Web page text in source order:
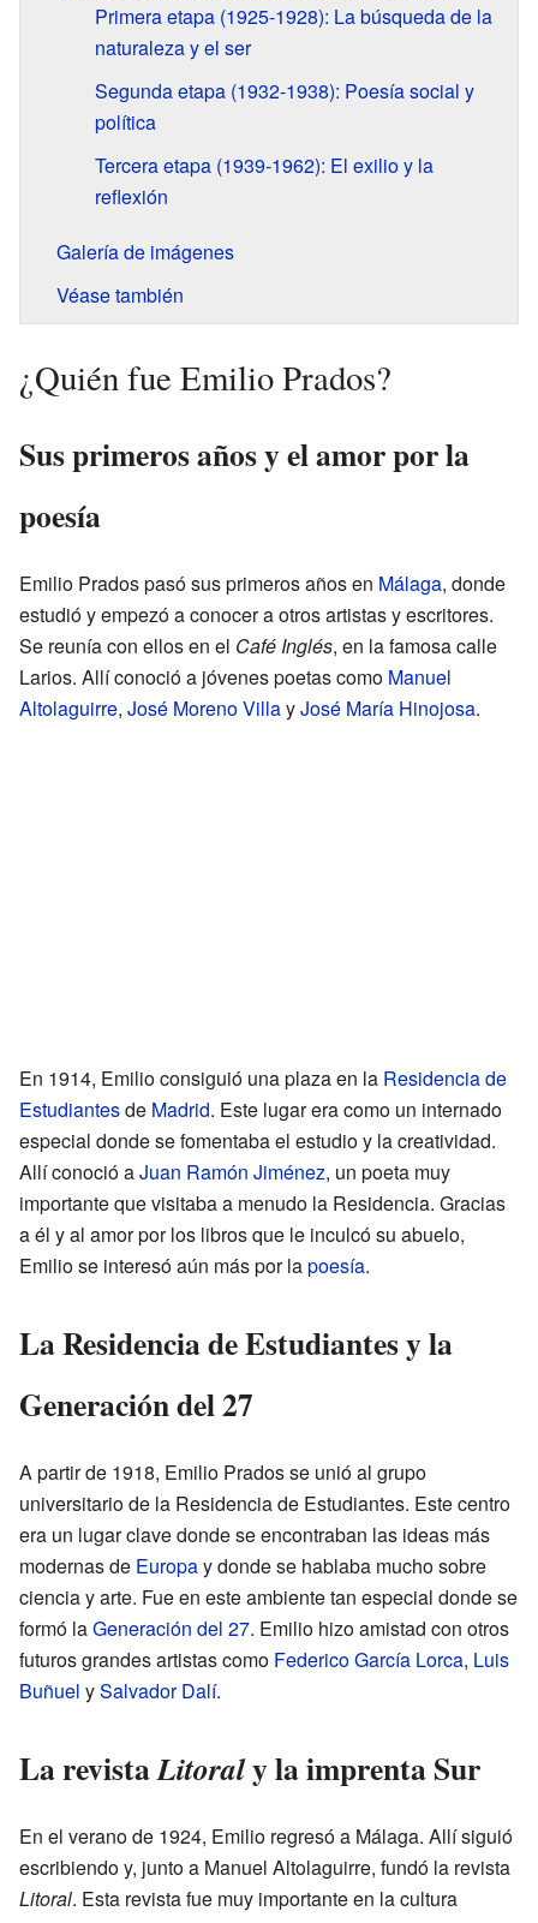
Primera etapa (1925-1928): La búsqueda de la
naturaleza y el ser
Segunda etapa (1932-1938): Poesía social y
política
Tercera etapa (1939-1962): El exilio y la
reflexión
Galería de imágenes
Véase también
¿Quién fue Emilio Prados?
Sus primeros años y el amor por la
poesía
Emilio Prados pasó sus primeros años en Málaga, donde
estudió y empezó a conocer a otros artistas y escritores.
Se reunía con ellos en el Café Inglés, en la famosa calle
Larios. Allí conoció a jóvenes poetas como Manuel
Altolaguirre, José Moreno VillayJosé María Hinojosa.
En 1914, Emilio consiguió una plaza en la Residencia de
Estudiantesde Madrid. Este lugar era como un internado
especial donde se fomentaba el estudio y la creatividad.
Allí conoció aJuan Ramón Jiménez, un poeta muy
importante que visitaba a menudo la Residencia. Gracias
a él y al amor por los libros que le inculcó su abuelo,
Emilio se interesó aún más por lapoesía.
La Residencia de Estudiantes y la
Generación del 27
A partir de 1918, Emilio Prados se unió al grupo
universitario de la Residencia de Estudiantes. Este centro
era un lugar clave donde se encontraban las ideas más
modernas de Europay donde se hablaba mucho sobre
ciencia y arte. Fue en este ambiente tan especial donde se
formó laGeneración del 27. Emilio hizo amistad con otros
futuros grandes artistas como Federico García Lorca, Luis
Buñuel ySalvador Dalí.
La revistaLitoraly la imprenta Sur
En el verano de 1924, Emilio regresó a Málaga. Allí siguió
escribiendo y, junto a Manuel Altolaguirre, fundó la revista
Litoral. Esta revista fue muy importante en la cultura